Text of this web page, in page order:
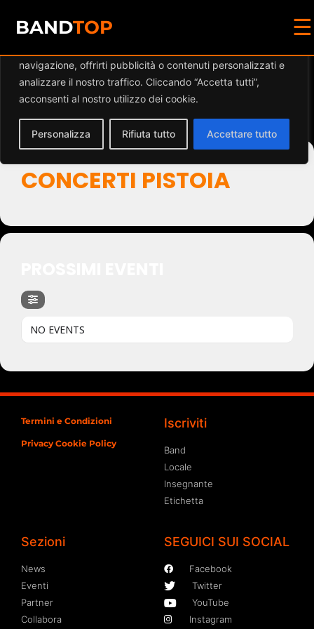
Diamo valore alla tua privacy
navigazione, offrirti pubblicità o contenuti personalizzati e
analizzare il nostro traffico. Cliccando “Accetta tutti”,
acconsenti al nostro utilizzo dei cookie.
Personalizza Rifiuta tutto Accettare tutto
BANDTOP ☰
Events by Event Type
CONCERTI PISTOIA
NO EVENTS
Termini e Condizioni
Privacy Cookie Policy
Iscriviti
Band
Locale
Insegnante
Etichetta
Sezioni
News
Eventi
Partner
Collabora
SEGUICI SUI SOCIAL
Facebook
Twitter
YouTube
Instagram